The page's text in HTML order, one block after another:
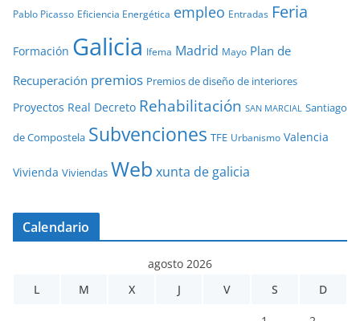
Pablo Picasso Eficiencia Energética empleo Entradas Feria
Formación Galicia Ifema Madrid Mayo Plan de
Recuperación premios Premios de diseño de interiores
Proyectos Real Decreto Rehabilitación SAN MARCIAL Santiago
de Compostela Subvenciones TFE Urbanismo Valencia
Vivienda Viviendas Web xunta de galicia
Calendario
agosto 2026
L
M X J V S D